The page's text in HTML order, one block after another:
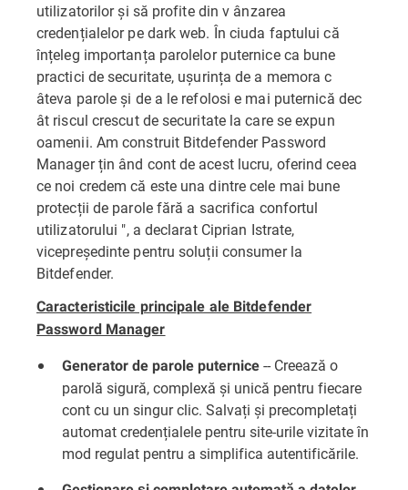
utilizatorilor și să profite din v ânzarea
credențialelor pe dark web. În ciuda faptului că
înțeleg importanța parolelor puternice ca bune
practici de securitate, ușurința de a memora c
âteva parole și de a le refolosi e mai puternică dec
ât riscul crescut de securitate la care se expun
oamenii. Am construit Bitdefender Password
Manager țin ând cont de acest lucru, oferind ceea
ce noi credem că este una dintre cele mai bune
protecții de parole fără a sacrifica confortul
utilizatorului ", a declarat Ciprian Istrate,
vicepreședinte pentru soluții consumer la
Bitdefender.
Caracteristicile principale ale Bitdefender
Password Manager
Generator de parole puternice -- Creează o
parolă sigură, complexă și unică pentru fiecare
cont cu un singur clic. Salvați și precompletați
automat credențialele pentru site-urile vizitate în
mod regulat pentru a simplifica autentificările.